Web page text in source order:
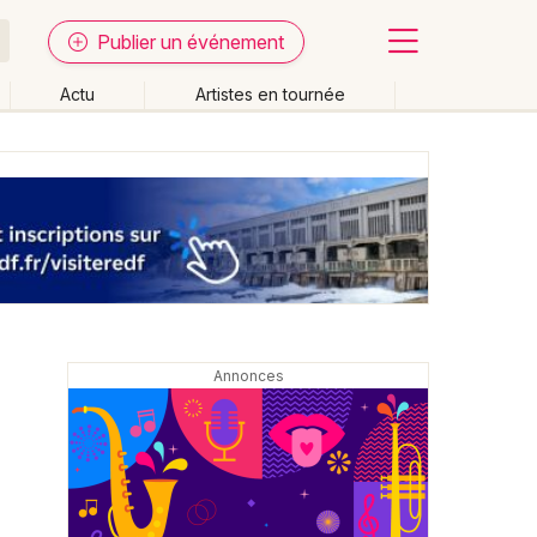
Publier un événement
Actu Artistes en tournée
Effacer les dates
end Autre